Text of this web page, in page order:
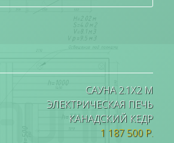
САУНА 2.1Х2 М
ЭЛЕКТРИЧЕСКАЯ ПЕЧЬ
КАНАДСКИЙ КЕДР
1 187 500 Р.